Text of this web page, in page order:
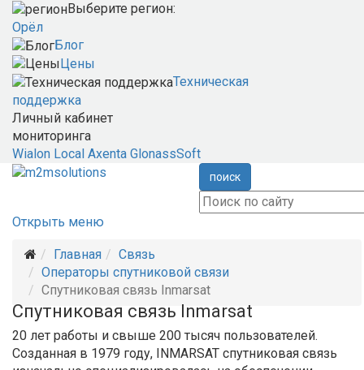
Выберите регион:
Орёл
Блог
Цены
Техническая
поддержка
Личный кабинет
мониторинга
Wialon Local Axenta GlonassSoft
поиск
Открыть меню
Главная
Связь
Операторы спутниковой связи
Спутниковая связь Inmarsat
Спутниковая связь Inmarsat
20 лет работы и свыше 200 тысяч пользователей.
Созданная в 1979 году, INMARSAT спутниковая связь